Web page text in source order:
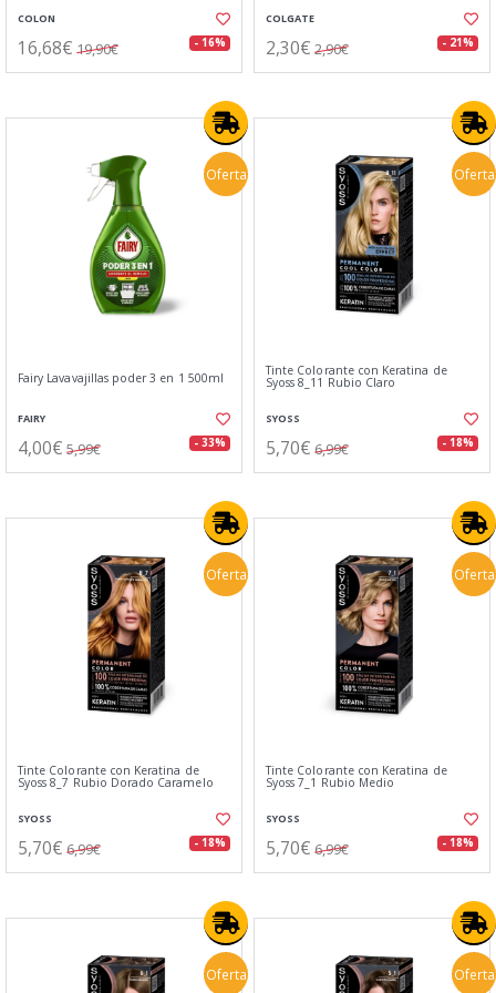
COLON
16,68€ 19,90€ - 16%
COLGATE
2,30€ 2,90€ - 21%
Oferta
Fairy Lavavajillas poder 3 en 1 500ml
FAIRY
4,00€ 5,99€ - 33%
Oferta
Tinte Colorante con Keratina de
Syoss 8_11 Rubio Claro
SYOSS
5,70€ 6,99€ - 18%
Oferta
Tinte Colorante con Keratina de
Syoss 8_7 Rubio Dorado Caramelo
SYOSS
5,70€ 6,99€ - 18%
Oferta
Tinte Colorante con Keratina de
Syoss 7_1 Rubio Medio
SYOSS
5,70€ 6,99€ - 18%
Oferta Oferta